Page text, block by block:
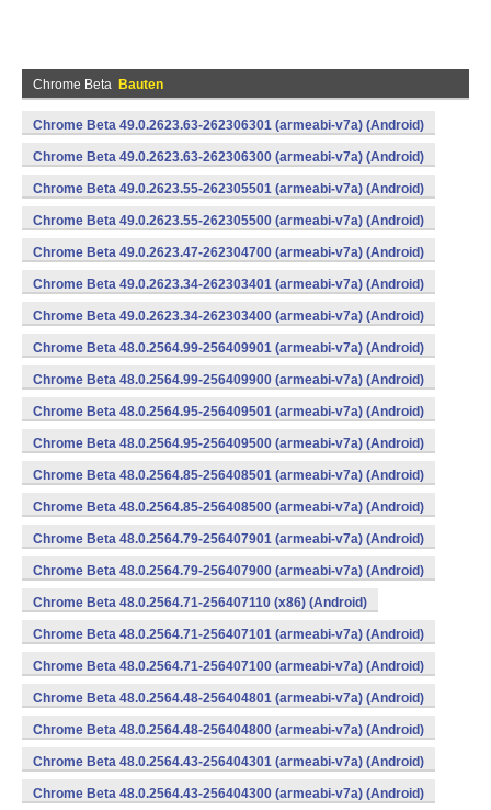
Chrome Beta Bauten
Chrome Beta 49.0.2623.63-262306301 (armeabi-v7a) (Android)
Chrome Beta 49.0.2623.63-262306300 (armeabi-v7a) (Android)
Chrome Beta 49.0.2623.55-262305501 (armeabi-v7a) (Android)
Chrome Beta 49.0.2623.55-262305500 (armeabi-v7a) (Android)
Chrome Beta 49.0.2623.47-262304700 (armeabi-v7a) (Android)
Chrome Beta 49.0.2623.34-262303401 (armeabi-v7a) (Android)
Chrome Beta 49.0.2623.34-262303400 (armeabi-v7a) (Android)
Chrome Beta 48.0.2564.99-256409901 (armeabi-v7a) (Android)
Chrome Beta 48.0.2564.99-256409900 (armeabi-v7a) (Android)
Chrome Beta 48.0.2564.95-256409501 (armeabi-v7a) (Android)
Chrome Beta 48.0.2564.95-256409500 (armeabi-v7a) (Android)
Chrome Beta 48.0.2564.85-256408501 (armeabi-v7a) (Android)
Chrome Beta 48.0.2564.85-256408500 (armeabi-v7a) (Android)
Chrome Beta 48.0.2564.79-256407901 (armeabi-v7a) (Android)
Chrome Beta 48.0.2564.79-256407900 (armeabi-v7a) (Android)
Chrome Beta 48.0.2564.71-256407110 (x86) (Android)
Chrome Beta 48.0.2564.71-256407101 (armeabi-v7a) (Android)
Chrome Beta 48.0.2564.71-256407100 (armeabi-v7a) (Android)
Chrome Beta 48.0.2564.48-256404801 (armeabi-v7a) (Android)
Chrome Beta 48.0.2564.48-256404800 (armeabi-v7a) (Android)
Chrome Beta 48.0.2564.43-256404301 (armeabi-v7a) (Android)
Chrome Beta 48.0.2564.43-256404300 (armeabi-v7a) (Android)